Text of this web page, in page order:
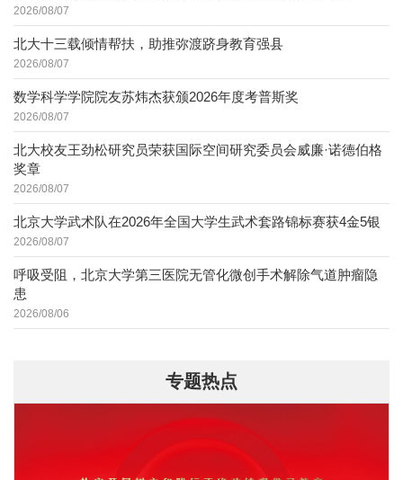
2026/08/07
北大十三载倾情帮扶，助推弥渡跻身教育强县
2026/08/07
数学科学学院院友苏炜杰获颁2026年度考普斯奖
2026/08/07
北大校友王劲松研究员荣获国际空间研究委员会威廉·诺德伯格
奖章
2026/08/07
北京大学武术队在2026年全国大学生武术套路锦标赛获4金5银
2026/08/07
呼吸受阻，北京大学第三医院无管化微创手术解除气道肿瘤隐
患
2026/08/06
专题热点